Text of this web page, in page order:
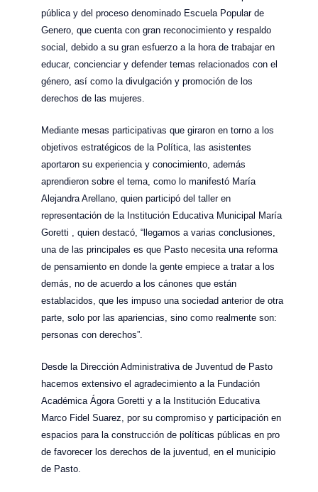
pública y del proceso denominado Escuela Popular de
Genero, que cuenta con gran reconocimiento y respaldo
social, debido a su gran esfuerzo a la hora de trabajar en
educar, concienciar y defender temas relacionados con el
género, así como la divulgación y promoción de los
derechos de las mujeres.
Mediante mesas participativas que giraron en torno a los
objetivos estratégicos de la Política, las asistentes
aportaron su experiencia y conocimiento, además
aprendieron sobre el tema, como lo manifestó María
Alejandra Arellano, quien participó del taller en
representación de la Institución Educativa Municipal María
Goretti , quien destacó, “llegamos a varias conclusiones,
una de las principales es que Pasto necesita una reforma
de pensamiento en donde la gente empiece a tratar a los
demás, no de acuerdo a los cánones que están
establacidos, que les impuso una sociedad anterior de otra
parte, solo por las apariencias, sino como realmente son:
personas con derechos”.
Desde la Dirección Administrativa de Juventud de Pasto
hacemos extensivo el agradecimiento a la Fundación
Académica Ágora Goretti y a la Institución Educativa
Marco Fidel Suarez, por su compromiso y participación en
espacios para la construcción de políticas públicas en pro
de favorecer los derechos de la juventud, en el municipio
de Pasto.